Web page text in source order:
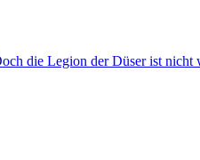
die Legion der Düser ist nicht